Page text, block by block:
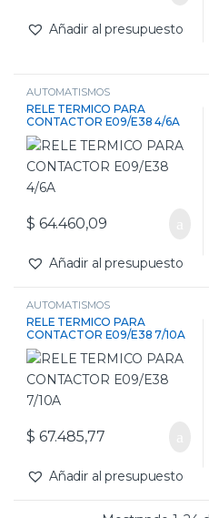
Añadir al presupuesto
AUTOMATISMOS
RELE TERMICO PARA
CONTACTOR E09/E38 4/6A
$ 64.460,09
Añadir al presupuesto
AUTOMATISMOS
RELE TERMICO PARA
CONTACTOR E09/E38 7/10A
$ 67.485,77
Añadir al presupuesto